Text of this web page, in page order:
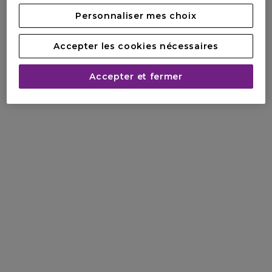
? 94 % sont d'accord pour dire qu'elle les met de bonne
humeur.
? 94 % déclarent se sentir ravies lorsqu'elles l'utilisent.
*Étude IFOP, 193 femmes, % d'accord sur la déclaration à la
reniflette, score moyen sur 3 pays (France, États-Unis,
Chine)
Personnaliser mes choix
Accepter les cookies nécessaires
Accepter et fermer